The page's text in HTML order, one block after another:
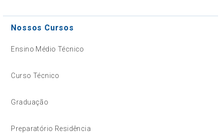
Nossos Cursos
Ensino Médio Técnico
Curso Técnico
Graduação
Preparatório Residência